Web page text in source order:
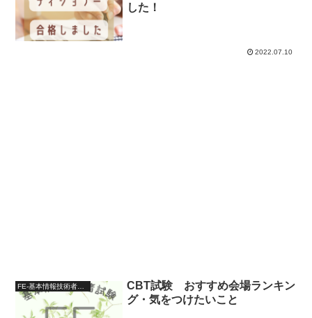
した！
2022.07.10
CBT試験 おすすめ会場ランキン
グ・気をつけたいこと